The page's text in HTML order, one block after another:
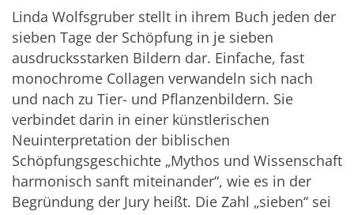
Linda Wolfsgruber stellt in ihrem Buch jeden der
sieben Tage der Schöpfung in je sieben
ausdrucksstarken Bildern dar. Einfache, fast
monochrome Collagen verwandeln sich nach
und nach zu Tier- und Pflanzenbildern. Sie
verbindet darin in einer künstlerischen
Neuinterpretation der biblischen
Schöpfungsgeschichte „Mythos und Wissenschaft
harmonisch sanft miteinander“, wie es in der
Begründung der Jury heißt. Die Zahl „sieben“ sei